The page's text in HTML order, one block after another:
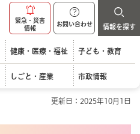
緊急・災害
情報
お問い合わせ 情報を探す
健康・医療・福祉 子ども・教育
しごと・産業 市政情報
更新日：2025年10月1日